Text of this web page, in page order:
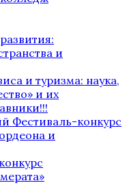
и
и туризма: наука,
и их
Фестиваль-конкурс
и